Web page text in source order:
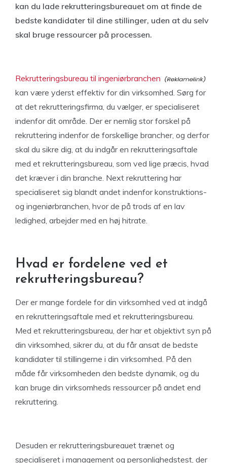
kan du lade rekrutteringsbureauet om at finde de
bedste kandidater til dine stillinger, uden at du selv
skal bruge ressourcer på processen.
Rekrutteringsbureau til ingeniørbranchen
kan være yderst effektiv for din virksomhed. Sørg for
at det rekrutteringsfirma, du vælger, er specialiseret
indenfor dit område. Der er nemlig stor forskel på
rekruttering indenfor de forskellige brancher, og derfor
skal du sikre dig, at du indgår en rekrutteringsaftale
med et rekrutteringsbureau, som ved lige præcis, hvad
det kræver i din branche. Next rekruttering har
specialiseret sig blandt andet indenfor konstruktions-
og ingeniørbranchen, hvor de på trods af en lav
ledighed, arbejder med en høj hitrate.
Hvad er fordelene ved et
rekrutteringsbureau?
Der er mange fordele for din virksomhed ved at indgå
en rekrutteringsaftale med et rekrutteringsbureau.
Med et rekrutteringsbureau, der har et objektivt syn på
din virksomhed, sikrer du, at du får ansat de bedste
kandidater til stillingerne i din virksomhed. På den
måde får virksomheden den bedste dynamik, og du
kan bruge din virksomheds ressourcer på andet end
rekruttering.
Desuden er rekrutteringsbureauet trænet og
specialiseret i management og personlighedstest, der